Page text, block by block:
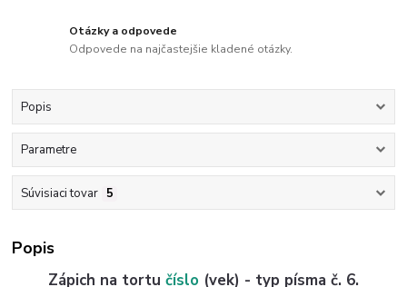
Otázky a odpovede
Odpovede na najčastejšie kladené otázky.
Popis
Parametre
Súvisiaci tovar 5
Popis
Zápich na tortu číslo (vek) - typ písma č. 6.